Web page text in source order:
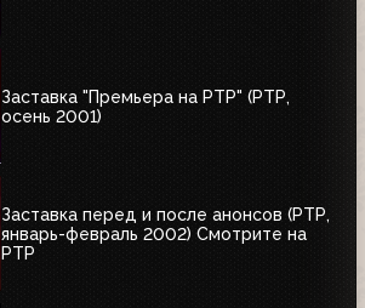
Заставка "Премьера на РТР" (РТР,
осень 2001)
Заставка перед и после анонсов (РТР,
январь-февраль 2002) Смотрите на
РТР